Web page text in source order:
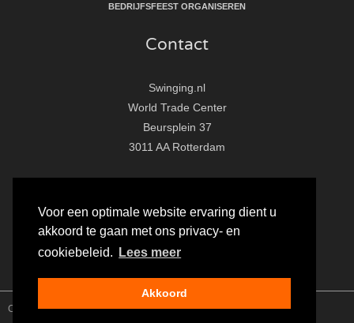
Voor een optimale website ervaring dient u
akkoord te gaan met ons privacy- en
cookiebeleid.
Lees meer
Akkoord
BEDRIJFSFEEST ORGANISEREN
Contact
Swinging.nl
World Trade Center
Beursplein 37
3011 AA Rotterdam
E:
info@swinging.nl
F
a
c
e
I
n
s
t
o
t
Copyright Swinging.nl